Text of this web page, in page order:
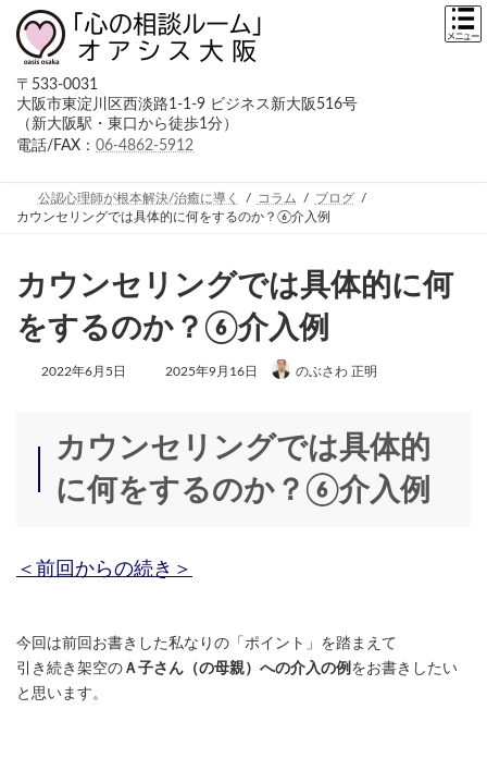
〒533-0031
大阪市東淀川区西淡路1-1-9 ビジネス新大阪516号
（新大阪駅・東口から徒歩1分）
電話/FAX： 06-4862-5912
公認心理師が根本解決/治癒に導く コラム
ブログ
カウンセリングでは具体的に何をするのか？⑥介入例
カウンセリングでは具体的に何
をするのか？⑥介入例
2022年6月5日
最
日
時
:
2025年9月16日 のぶさわ 正明
カウンセリングでは具体的
に何をするのか？⑥介入例
＜前回からの続き＞
今回は前回お書きした私なりの「ポイント」を踏まえて
引き続き架空の Ａ子さん（の母親）への介入の例 をお書きしたい
と思います。